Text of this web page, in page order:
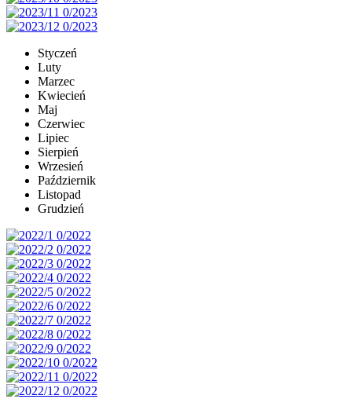
Styczeń
Luty
Marzec
Kwiecień
Maj
Czerwiec
Lipiec
Sierpień
Wrzesień
Październik
Listopad
Grudzień